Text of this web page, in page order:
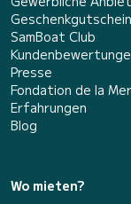
SamBoat Club
Presse
Fondation de la Mer
Erfahrungen
Blog
Wo mieten?